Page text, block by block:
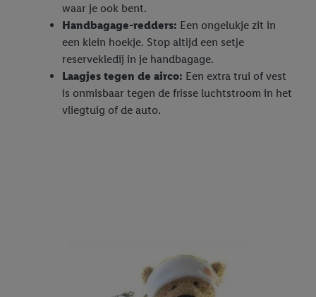
waar je ook bent.
Handbagage-redders: Een ongelukje zit in
een klein hoekje. Stop altijd een setje
reservekledij in je handbagage.
Laagjes tegen de airco: Een extra trui of vest
is onmisbaar tegen de frisse luchtstroom in het
vliegtuig of de auto.